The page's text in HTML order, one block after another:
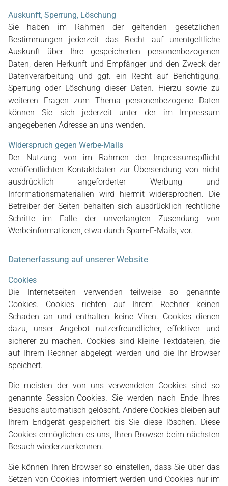
Auskunft, Sperrung, Löschung
Sie haben im Rahmen der geltenden gesetzlichen
Bestimmungen jederzeit das Recht auf unentgeltliche
Auskunft über Ihre gespeicherten personenbezogenen
Daten, deren Herkunft und Empfänger und den Zweck der
Datenverarbeitung und ggf. ein Recht auf Berichtigung,
Sperrung oder Löschung dieser Daten. Hierzu sowie zu
weiteren Fragen zum Thema personenbezogene Daten
können Sie sich jederzeit unter der im Impressum
angegebenen Adresse an uns wenden.
Widerspruch gegen Werbe-Mails
Der Nutzung von im Rahmen der Impressumspflicht
veröffentlichten Kontaktdaten zur Übersendung von nicht
ausdrücklich angeforderter Werbung und
Informationsmaterialien wird hiermit widersprochen. Die
Betreiber der Seiten behalten sich ausdrücklich rechtliche
Schritte im Falle der unverlangten Zusendung von
Werbeinformationen, etwa durch Spam-E-Mails, vor.
Datenerfassung auf unserer Website
Cookies
Die Internetseiten verwenden teilweise so genannte
Cookies. Cookies richten auf Ihrem Rechner keinen
Schaden an und enthalten keine Viren. Cookies dienen
dazu, unser Angebot nutzerfreundlicher, effektiver und
sicherer zu machen. Cookies sind kleine Textdateien, die
auf Ihrem Rechner abgelegt werden und die Ihr Browser
speichert.
Die meisten der von uns verwendeten Cookies sind so
genannte Session-Cookies. Sie werden nach Ende Ihres
Besuchs automatisch gelöscht. Andere Cookies bleiben auf
Ihrem Endgerät gespeichert bis Sie diese löschen. Diese
Cookies ermöglichen es uns, Ihren Browser beim nächsten
Besuch wiederzuerkennen.
Sie können Ihren Browser so einstellen, dass Sie über das
Setzen von Cookies informiert werden und Cookies nur im